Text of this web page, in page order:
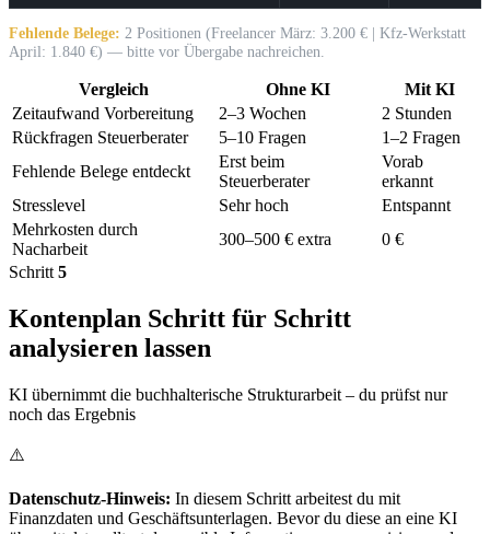
Fehlende Belege: 2 Positionen (Freelancer März: 3.200 € | Kfz-Werkstatt
April: 1.840 €) — bitte vor Übergabe nachreichen.
Vergleich Ohne KI
Mit KI
Zeitaufwand Vorbereitung
2–3 Wochen
2 Stunden
Rückfragen Steuerberater
5–10 Fragen
1–2 Fragen
Fehlende Belege entdeckt
Erst beim
Steuerberater
Vorab
erkannt
Stresslevel
Sehr hoch
Entspannt
Mehrkosten durch
Nacharbeit
300–500 € extra
0 €
Schritt 5
Kontenplan Schritt für Schritt
analysieren lassen
KI übernimmt die buchhalterische Strukturarbeit – du prüfst nur
noch das Ergebnis
⚠️
Datenschutz-Hinweis: In diesem Schritt arbeitest du mit
Finanzdaten und Geschäftsunterlagen. Bevor du diese an eine KI